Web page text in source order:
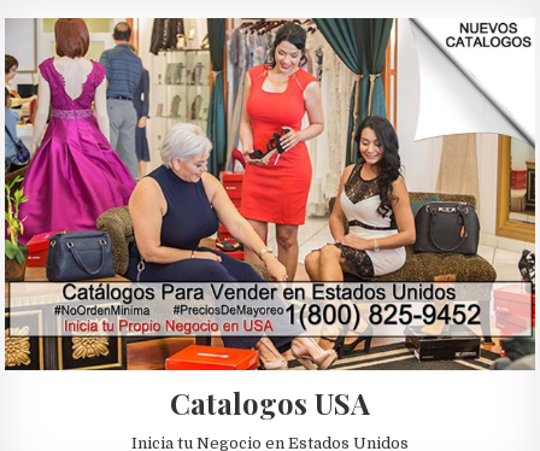
Catalogos USA
Inicia tu Negocio en Estados Unidos